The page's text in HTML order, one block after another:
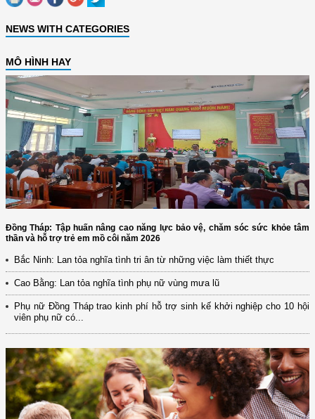
NEWS WITH CATEGORIES
MÔ HÌNH HAY
Đồng Tháp: Tập huấn nâng cao năng lực bảo vệ, chăm sóc sức khỏe tâm
thần và hỗ trợ trẻ em mồ côi năm 2026
Bắc Ninh: Lan tỏa nghĩa tình tri ân từ những việc làm thiết thực
Cao Bằng: Lan tỏa nghĩa tình phụ nữ vùng mưa lũ
Phụ nữ Đồng Tháp trao kinh phí hỗ trợ sinh kế khởi nghiệp cho 10 hội
viên phụ nữ có...